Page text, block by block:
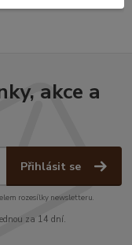
akce a
Přihlásit se
rozesílky newsletteru.
za 14 dní.